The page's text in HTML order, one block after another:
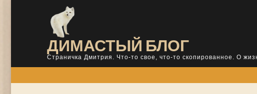
ДИМАСТЫЙ БЛОГ
Страничка Дмитрия. Что-то свое, что-то скопированное. О